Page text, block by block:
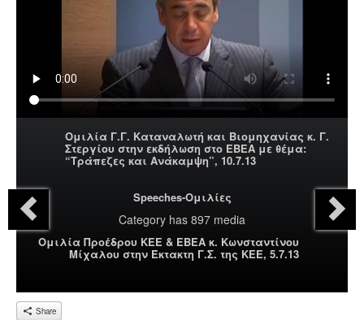
Ομιλία Γ.Γ. Καταναλωτή και Βιομηχανίας κ. Γ.
Στεργίου στην εκδήλωση στο ΕΒΕΑ με θέμα:
“Τράπεζες και Ανάκαμψη”, 10.7.13
Speeches-Ομιλίες
Category has 897 media
Ομιλία Προέδρου ΚΕΕ & ΕΒΕΑ κ. Κωνσταντίνου
Μίχαλου στην Έκτακτη Γ.Σ. της ΚΕΕ, 5.7.13
Share